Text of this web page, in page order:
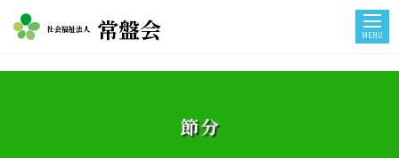
社会福祉法人 常盤会 MENU
節分